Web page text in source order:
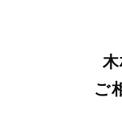
ご